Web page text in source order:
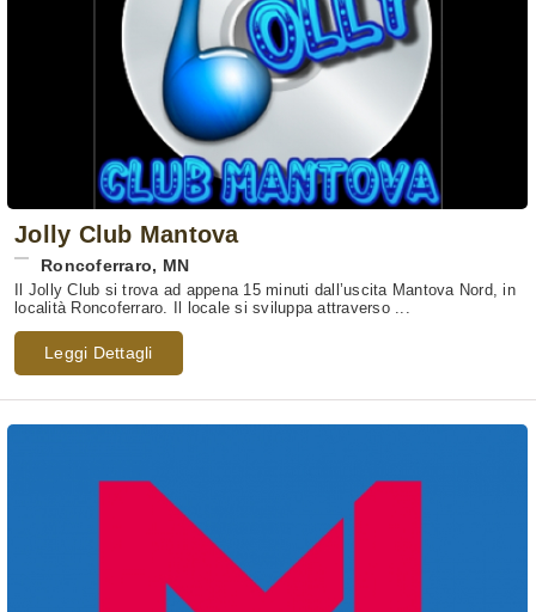
Jolly Club Mantova
Roncoferraro, MN
Il Jolly Club si trova ad appena 15 minuti dall’uscita Mantova Nord, in
località Roncoferraro. Il locale si sviluppa attraverso ...
Leggi Dettagli